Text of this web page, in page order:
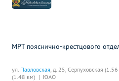
ул. Павловская, д. 25, Серпуховская
(1.48 км)
ЮАО
МРТ пояснично-крестцового